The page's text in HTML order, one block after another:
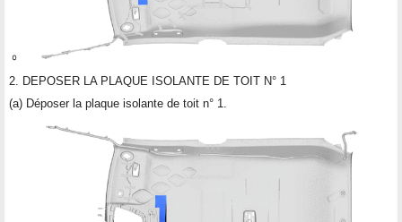
2. DEPOSER LA PLAQUE ISOLANTE DE TOIT N° 1
(a) Déposer la plaque isolante de toit n° 1.